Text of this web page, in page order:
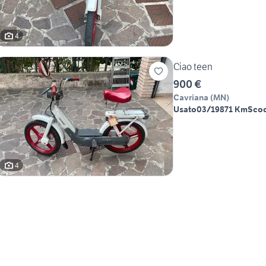
4
4
Ciao teen
900 €
Cavriana (MN)
Usato03/19871 Km